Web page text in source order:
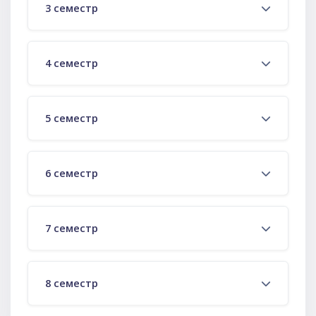
3 семестр
4 семестр
5 семестр
6 семестр
7 семестр
8 семестр